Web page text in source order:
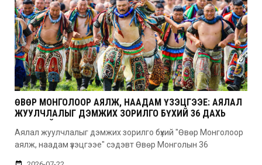
ӨВӨР МОНГОЛООР АЯЛЖ, НААДАМ ҮЗЭЦГЭЭЕ: АЯЛАЛ
ЖУУЛЧЛАЛЫГ ДЭМЖИХ ЗОРИЛГО БҮХИЙ 36 ДАХЬ
Аялал жуулчлалыг дэмжих зорилго бүхий "Өвөр Монголоор
аялж, наадам үзэцгээе" сэдэвт Өвөр Монголын 36